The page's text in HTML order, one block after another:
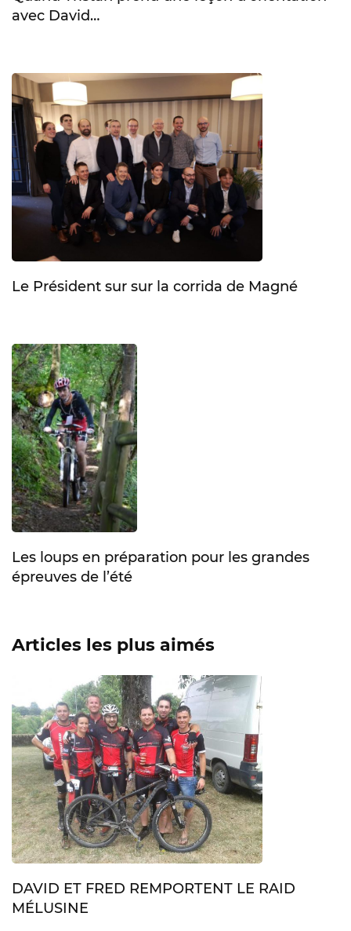
avec David…
Le Président sur sur la corrida de Magné
Les loups en préparation pour les grandes
épreuves de l’été
Articles les plus aimés
DAVID ET FRED REMPORTENT LE RAID
MÉLUSINE